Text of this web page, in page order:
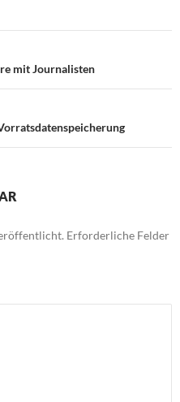
mit Journalisten
Erforderliche Felder